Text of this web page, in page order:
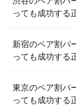
っても成功する
新宿のペア割パ
っても成功する
東京のペア割パ
っても成功する